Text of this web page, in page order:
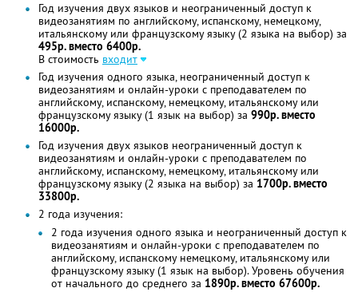
Год изучения двух языков и неограниченный доступ к
видеозанятиям по английскому, испанскому, немецкому,
итальянскому или французскому языку (2 языка на выбор) за
495р. вместо 6400р.
В стоимость входит
Год изучения одного языка, неограниченный доступ к
видеозанятиям и онлайн-уроки с преподавателем по
английскому, испанскому, немецкому, итальянскому или
французскому языку (1 язык на выбор) за 990р. вместо
16000р.
Год изучения двух языков неограниченный доступ к
видеозанятиям и онлайн-уроки с преподавателем по
английскому, испанскому, немецкому, итальянскому или
французскому языку (2 языка на выбор) за 1700р. вместо
33800р.
2 года изучения:
2 года изучения одного языка и неограниченный доступ к
видеозанятиям и онлайн-уроки с преподавателем по
английскому, испанскому немецкому, итальянскому или
французскому языку (1 язык на выбор). Уровень обучения
от начального до среднего за 1890р. вместо 67600р.